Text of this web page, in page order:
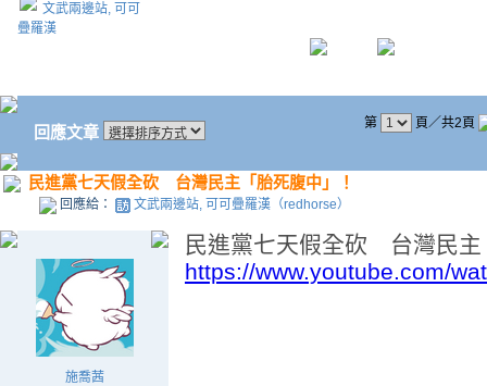
文武兩邊站, 可可
疊羅漢
回應文章 第 頁／共2頁
民進黨七天假全砍 台灣民主「胎死腹中」！
回應給： 文武兩邊站, 可可疊羅漢（redhorse）
施喬茜
民進黨七天假全砍 台灣民主
https://www.youtube.com/